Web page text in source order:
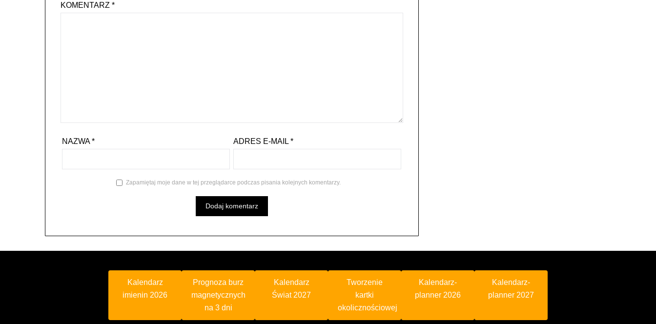
KOMENTARZ *
NAZWA* ADRES E-MAIL*
Zapamiętaj moje dane w tej przeglądarce podczas pisania kolejnych komentarzy.
Kalendarz
imienin 2026
Prognoza burz
magnetycznych
na 3 dni
Kalendarz
Świat 2027
Tworzenie
kartki
okolicznościowej
Kalendarz-
planner 2026
Kalendarz-
planner 2027